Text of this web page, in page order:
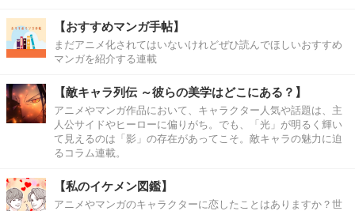
【おすすめマンガ手帖】
まだアニメ化されてはいないけれどぜひ読んでほしいおすすめ
マンガを紹介する連載
【敵キャラ列伝 ～彼らの美学はどこにある？】
アニメやマンガ作品において、キャラクター人気や話題は、主
人公サイドやヒーローに偏りがち。でも、「光」が明るく輝い
て見えるのは「影」の存在があってこそ。敵キャラの魅力に迫
るコラム連載。
【私のイケメン図鑑】
アニメやマンガのキャラクターに恋したことはありますか？世